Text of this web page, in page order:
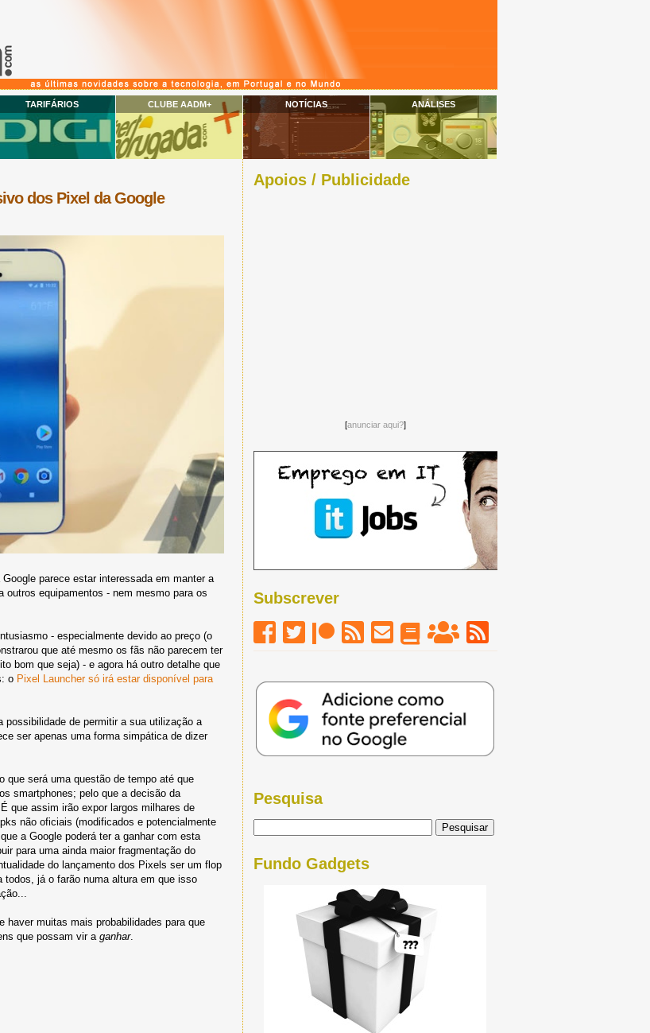
TARIFÁRIOS CLUBE AADM+ NOTÍCIAS ANÁLISES
dos Pixel da Google
parece estar interessada em manter a
equipamentos - nem mesmo para os
- especialmente devido ao preço (o
que até mesmo os fãs não parecem ter
bom que seja) - e agora há outro detalhe que
o Pixel Launcher só irá estar disponível para
possibilidade de permitir a sua utilização a
ser apenas uma forma simpática de dizer
que será uma questão de tempo até que
smartphones; pelo que a decisão da
que assim irão expor largos milhares de
não oficiais (modificados e potencialmente
a Google poderá ter a ganhar com esta
para uma ainda maior fragmentação do
do lançamento dos Pixels ser um flop
todos, já o farão numa altura em que isso
muitas mais probabilidades para que
que possam vir a ganhar.
Apoios / Publicidade
[anunciar aqui?]
Subscrever
Pesquisa
Fundo Gadgets